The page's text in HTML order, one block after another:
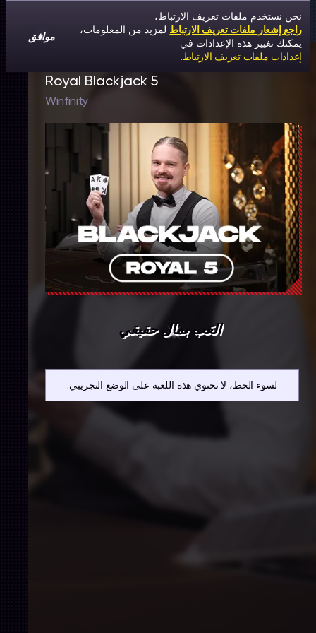
Royal Blackjack 5
Winfinity
العَب بمال حقيقي
لسوء الحظ، لا تحتوي هذه اللعبة على الوضع التجريبي.
نحن نستخدم ملفات تعريف الارتباط،
راجع إشعار ملفات تعريف الارتباط لمزيد من المعلومات،
يمكنك تغيير هذه الإعدادات في
إعدادات ملفات تعريف الارتباط.
موافق